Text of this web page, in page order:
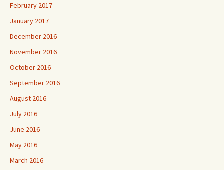
February 2017
January 2017
December 2016
November 2016
October 2016
September 2016
August 2016
July 2016
June 2016
May 2016
March 2016